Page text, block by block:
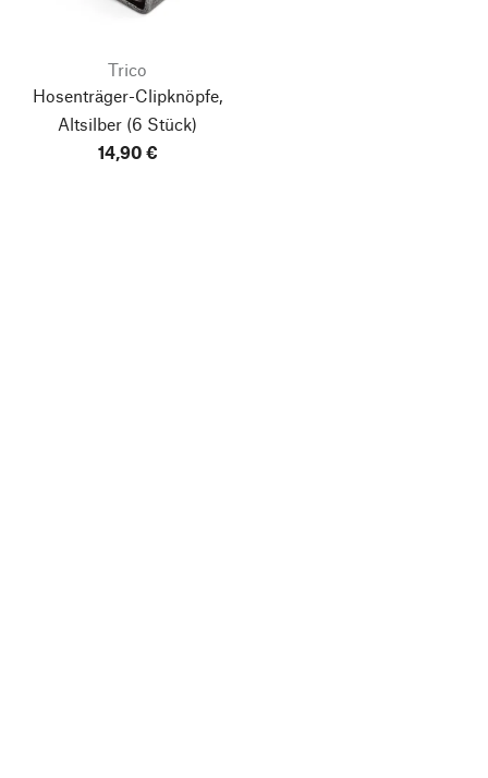
Trico
Hosenträger-Clipknöpfe,
Altsilber (6 Stück)
14,90 €